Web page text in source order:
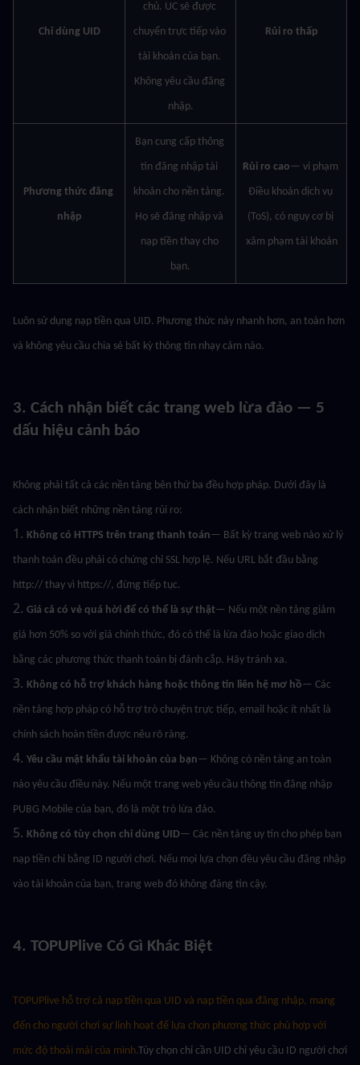
Chỉ dùng UID
chủ. UC sẽ được
chuyển trực tiếp vào
tài khoản của bạn.
Không yêu cầu đăng
nhập.
Rủi ro thấp
Phương thức đăng
nhập
Bạn cung cấp thông
tin đăng nhập tài
khoản cho nền tảng.
Họ sẽ đăng nhập và
nạp tiền thay cho
bạn.
Rủi ro cao— vi phạm
Điều khoản dịch vụ
(ToS), có nguy cơ bị
xâm phạm tài khoản
Luôn sử dụng nạp tiền qua UID. Phương thức này nhanh hơn, an toàn hơn
và không yêu cầu chia sẻ bất kỳ thông tin nhạy cảm nào.
3. Cách nhận biết các trang web lừa đảo — 5
dấu hiệu cảnh báo
Không phải tất cả các nền tảng bên thứ ba đều hợp pháp. Dưới đây là
cách nhận biết những nền tảng rủi ro:
1. Không có HTTPS trên trang thanh toán— Bất kỳ trang web nào xử lý
thanh toán đều phải có chứng chỉ SSL hợp lệ. Nếu URL bắt đầu bằng
http:// thay vì https://, đừng tiếp tục.
2. Giá cả có vẻ quá hời để có thể là sự thật— Nếu một nền tảng giảm
giá hơn 50% so với giá chính thức, đó có thể là lừa đảo hoặc giao dịch
bằng các phương thức thanh toán bị đánh cắp. Hãy tránh xa.
3. Không có hỗ trợ khách hàng hoặc thông tin liên hệ mơ hồ— Các
nền tảng hợp pháp có hỗ trợ trò chuyện trực tiếp, email hoặc ít nhất là
chính sách hoàn tiền được nêu rõ ràng.
4. Yêu cầu mật khẩu tài khoản của bạn— Không có nền tảng an toàn
nào yêu cầu điều này. Nếu một trang web yêu cầu thông tin đăng nhập
PUBG Mobile của bạn, đó là một trò lừa đảo.
5. Không có tùy chọn chỉ dùng UID— Các nền tảng uy tín cho phép bạn
nạp tiền chỉ bằng ID người chơi. Nếu mọi lựa chọn đều yêu cầu đăng nhập
vào tài khoản của bạn, trang web đó không đáng tin cậy.
4. TOPUPlive Có Gì Khác Biệt
TOPUPlive hỗ trợ cả nạp tiền qua UID và nạp tiền qua đăng nhập, mang
đến cho người chơi sự linh hoạt để lựa chọn phương thức phù hợp với
mức độ thoải mái của mình.Tùy chọn chỉ cần UID chỉ yêu cầu ID người chơi